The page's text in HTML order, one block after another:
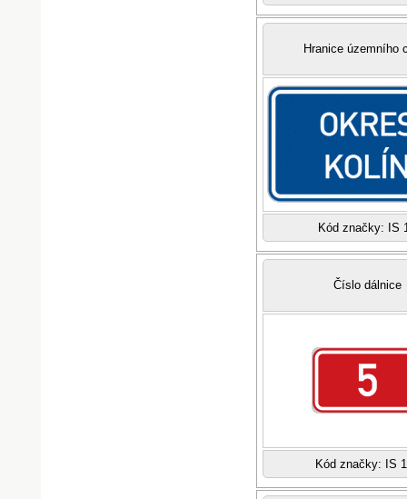
Hranice územního
Kód značky: IS
Číslo dálnice
Kód značky: IS